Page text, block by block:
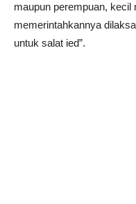
maupun perempuan, kecil
memerintahkannya
untuk salat ied”.